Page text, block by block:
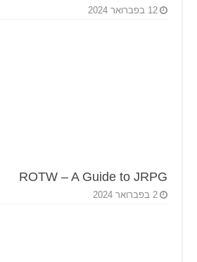
12 בפברואר 2024
ROTW – A Guide to JRPG
2 בפברואר 2024